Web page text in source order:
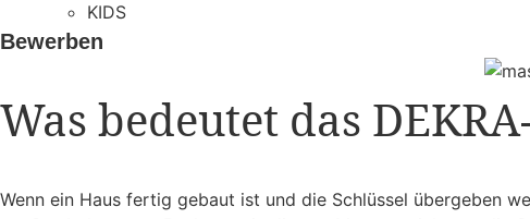
KIDS
Bewerben
Was bedeutet das
Wenn ein Haus fertig gebaut ist und die Schlüssel übergeben